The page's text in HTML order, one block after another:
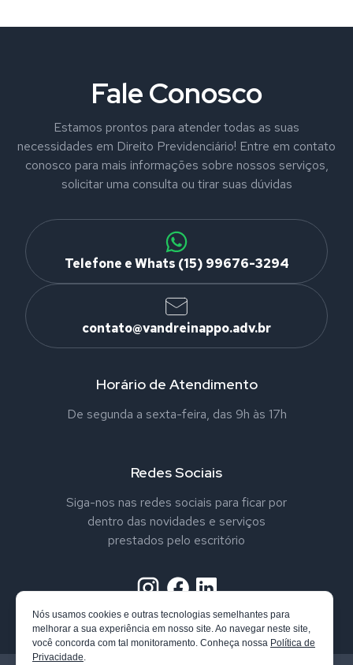
Fale Conosco
Estamos prontos para atender todas as suas
necessidades em Direito Previdenciário! Entre em contato
conosco para mais informações sobre nossos serviços,
solicitar uma consulta ou tirar suas dúvidas
Telefone e Whats (15) 99676-3294
contato@vandreinappo.adv.br
Horário de Atendimento
De segunda a sexta-feira, das 9h às 17h
Redes Sociais
Siga-nos nas redes sociais para ficar por
dentro das novidades e serviços
prestados pelo escritório
Nós usamos cookies e outras tecnologias semelhantes para
melhorar a sua experiência em nosso site. Ao navegar neste site,
você concorda com tal monitoramento. Conheça nossa Política de
Privacidade.